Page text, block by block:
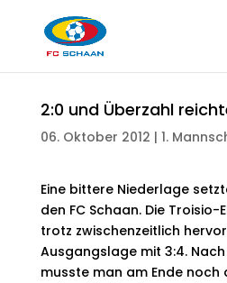
2:0 und Überzahl
06. Oktober 2012 | 1.
Eine bittere Niederlage
den FC Schaan. Die
trotz zwischenzeitlich
Ausgangslage mit 3:4.
musste man am Ende noch